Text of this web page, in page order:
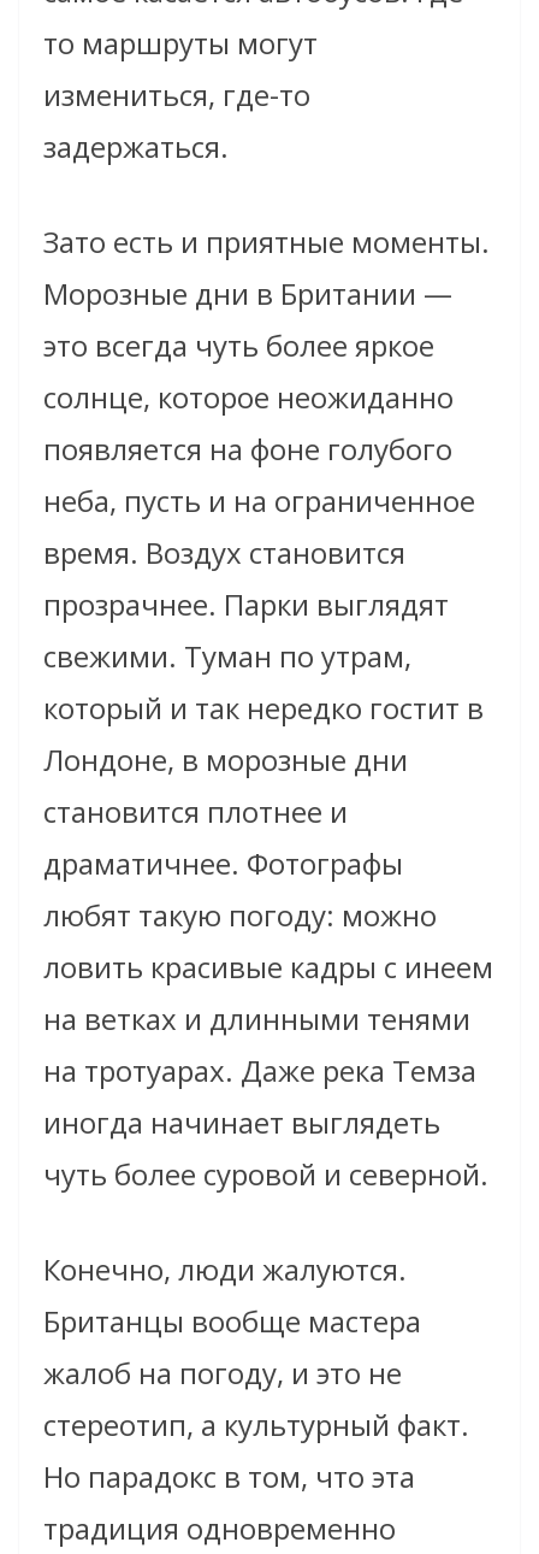
то маршруты могут
измениться, где-то
задержаться.
Зато есть и приятные моменты.
Морозные дни в Британии —
это всегда чуть более яркое
солнце, которое неожиданно
появляется на фоне голубого
неба, пусть и на ограниченное
время. Воздух становится
прозрачнее. Парки выглядят
свежими. Туман по утрам,
который и так нередко гостит в
Лондоне, в морозные дни
становится плотнее и
драматичнее. Фотографы
любят такую погоду: можно
ловить красивые кадры с инеем
на ветках и длинными тенями
на тротуарах. Даже река Темза
иногда начинает выглядеть
чуть более суровой и северной.
Конечно, люди жалуются.
Британцы вообще мастера
жалоб на погоду, и это не
стереотип, а культурный факт.
Но парадокс в том, что эта
традиция одновременно